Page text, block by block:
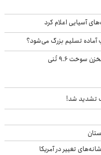
آسیایی اعلام کرد
آماده تسلیم بزرگ می‌شود؟
تشدید شد!
تغییر در آمریکا